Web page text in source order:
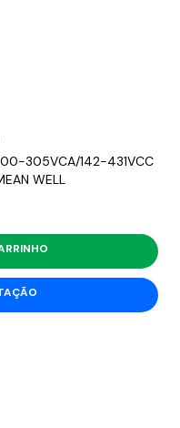
305VCA/142-431VCC
WELL